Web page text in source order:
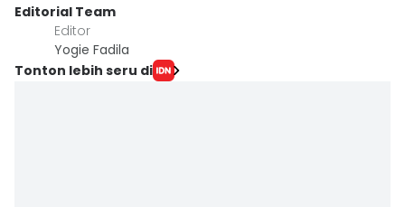
Editorial Team
Editor
Yogie Fadila
Tonton lebih seru di